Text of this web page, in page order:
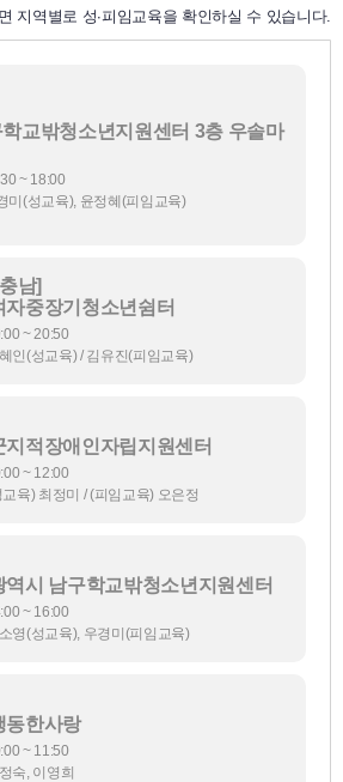
지역별로 성∙피임교육을 확인하실 수 있습니다.
교밖청소년지원센터 3층 우솔마
~ 18:00
미(성교육), 윤정혜(피임교육)
남]
자중장기청소년쉼터
~ 20:50
인(성교육) / 김유진(피임교육)
지적장애인자립지원센터
~ 12:00
육) 최정미 / (피임교육) 오은정
역시 남구학교밖청소년지원센터
~ 16:00
영(성교육), 우경미(피임교육)
동한사랑
~ 11:50
숙, 이영희